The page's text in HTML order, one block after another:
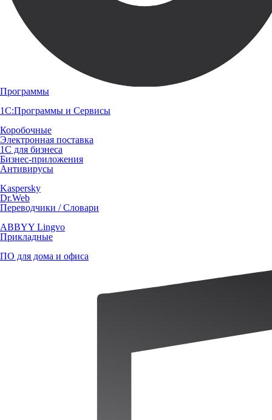
Программы
1С:Программы и Сервисы
Коробочные
Электронная поставка
1С для бизнеса
Бизнес-приложения
Антивирусы
Kaspersky
Dr.Web
Переводчики / Словари
ABBYY Lingvo
Прикладные
ПО для дома и офиса